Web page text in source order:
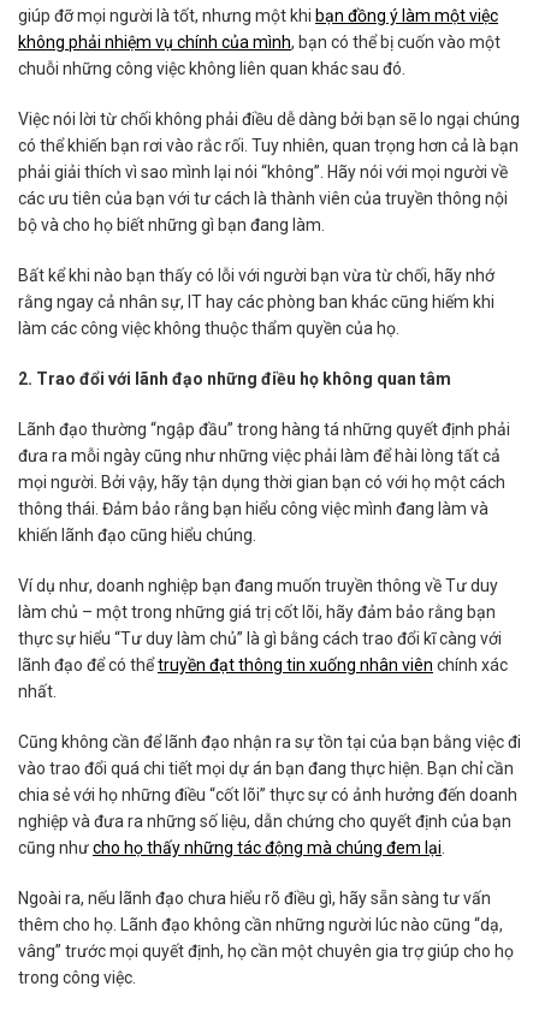
giúp đỡ mọi người là tốt, nhưng một khi bạn đồng ý làm một việc
không phải nhiệm vụ chính của mình, bạn có thể bị cuốn vào một
chuỗi những công việc không liên quan khác sau đó.
Việc nói lời từ chối không phải điều dễ dàng bởi bạn sẽ lo ngại chúng
có thể khiến bạn rơi vào rắc rối. Tuy nhiên, quan trọng hơn cả là bạn
phải giải thích vì sao mình lại nói “không”. Hãy nói với mọi người về
các ưu tiên của bạn với tư cách là thành viên của truyền thông nội
bộ và cho họ biết những gì bạn đang làm.
Bất kể khi nào bạn thấy có lỗi với người bạn vừa từ chối, hãy nhớ
rằng ngay cả nhân sự, IT hay các phòng ban khác cũng hiếm khi
làm các công việc không thuộc thẩm quyền của họ.
2. Trao đổi với lãnh đạo những điều họ không quan tâm
Lãnh đạo thường “ngập đầu” trong hàng tá những quyết định phải
đưa ra mỗi ngày cũng như những việc phải làm để hài lòng tất cả
mọi người. Bởi vậy, hãy tận dụng thời gian bạn có với họ một cách
thông thái. Đảm bảo rằng bạn hiểu công việc mình đang làm và
khiến lãnh đạo cũng hiểu chúng.
Ví dụ như, doanh nghiệp bạn đang muốn truyền thông về Tư duy
làm chủ – một trong những giá trị cốt lõi, hãy đảm bảo rằng bạn
thực sự hiểu “Tư duy làm chủ” là gì bằng cách trao đổi kĩ càng với
lãnh đạo để có thểtruyền đạt thông tin xuống nhân viên chính xác
nhất.
Cũng không cần để lãnh đạo nhận ra sự tồn tại của bạn bằng việc đi
vào trao đổi quá chi tiết mọi dự án bạn đang thực hiện. Bạn chỉ cần
chia sẻ với họ những điều “cốt lõi” thực sự có ảnh hưởng đến doanh
nghiệp và đưa ra những số liệu, dẫn chứng cho quyết định của bạn
cũng nhưcho họ thấy những tác động mà chúng đem lại
Ngoài ra, nếu lãnh đạo chưa hiểu rõ điều gì, hãy sẵn sàng tư vấn
thêm cho họ. Lãnh đạo không cần những người lúc nào cũng “dạ,
vâng” trước mọi quyết định, họ cần một chuyên gia trợ giúp cho họ
trong công việc.